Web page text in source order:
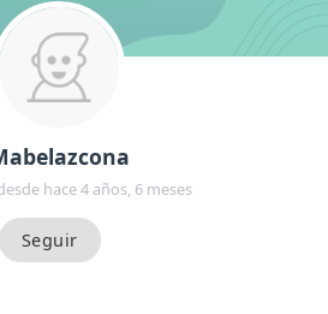
hace 4 años, 6 meses